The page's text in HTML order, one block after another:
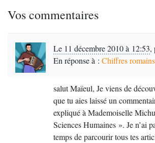
Vos commentaires
Le 11 décembre 2010 à 12:53,
En réponse à : Chiffres
salut Maïeul, Je viens de
que tu aies laissé un
expliqué à Mademoiselle
Sciences Humaines ». Je n’ai
temps de parcourir tous tes